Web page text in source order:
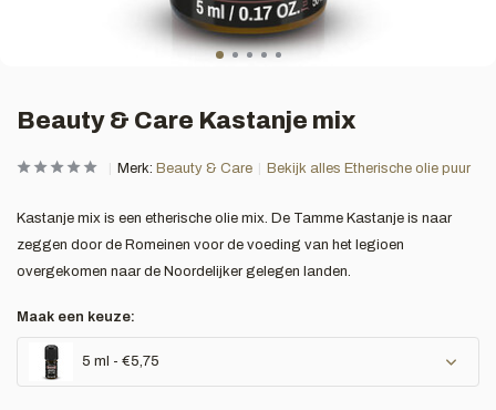
Beauty & Care Kastanje mix
Merk: Beauty & Care Bekijk alles Etherische olie puur
Kastanje mix is een etherische olie mix. De Tamme Kastanje is naar
zeggen door de Romeinen voor de voeding van het legioen
overgekomen naar de Noordelijker gelegen landen.
Maak een keuze:
5 ml - €5,75